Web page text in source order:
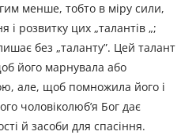
менше, тобто в міру сили,
і розвитку цих „талантів „;
без „таланту”. Цей талант
його марнувала або
але, щоб помножила його і
чоловіколюб’я Бог дає
й засоби для спасіння.